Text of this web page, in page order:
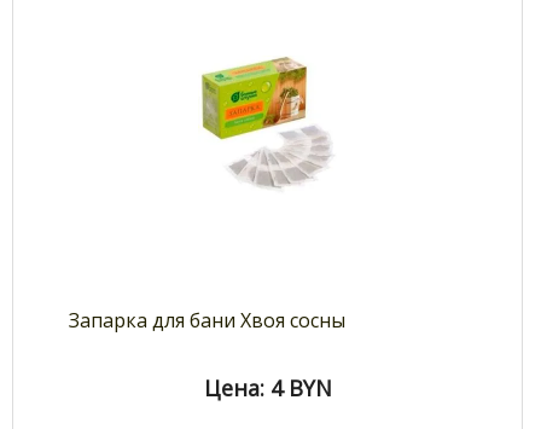
Запарка для бани Хвоя сосны
Цена: 4 BYN